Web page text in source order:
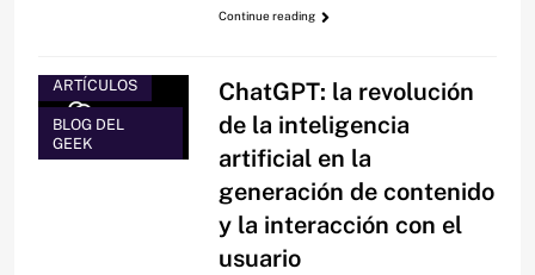
Continue reading
ARTÍCULOS
BLOG DEL
GEEK
ChatGPT: la revolución
de la inteligencia
artificial en la
generación de contenido
y la interacción con el
usuario